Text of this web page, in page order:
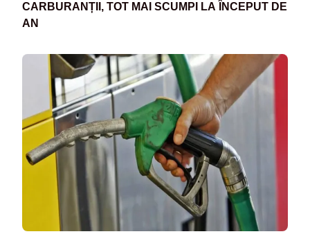
CARBURANȚII, TOT MAI SCUMPI LA ÎNCEPUT DE
AN